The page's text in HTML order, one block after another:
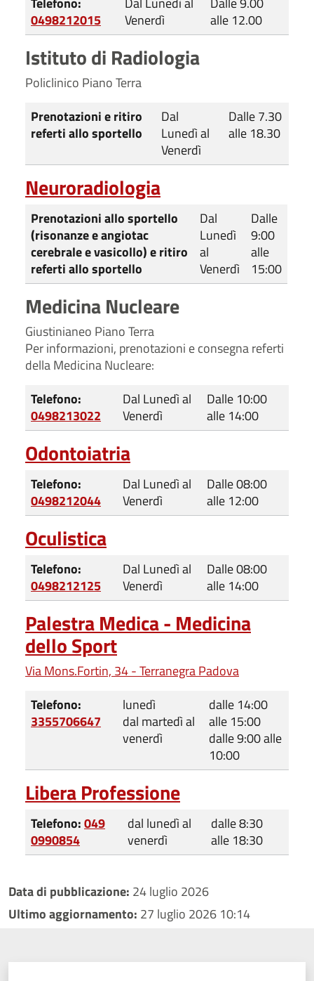
0498212015
Venerdì
alle 12.00
Istituto di Radiologia
Policlinico Piano Terra
Prenotazioni e ritiro
referti allo sportello
Dal
Lunedì al
Venerdì
Dalle 7.30
alle 18.30
Neuroradiologia
Prenotazioni allo sportello
(risonanze e angiotac
cerebrale e vasicollo) e ritiro
referti allo sportello
Dal
Lunedì
al
Venerdì
Dalle
9:00
alle
15:00
Medicina Nucleare
Giustinianeo Piano Terra
Per informazioni, prenotazioni e consegna referti
della Medicina Nucleare:
Telefono:
0498213022
Dal Lunedì al
Venerdì
Dalle 10:00
alle 14:00
Odontoiatria
Telefono:
0498212044
Dal Lunedì al
Venerdì
Dalle 08:00
alle 12:00
Oculistica
Telefono:
0498212125
Dal Lunedì al
Venerdì
Dalle 08:00
alle 14:00
Palestra Medica - Medicina
dello Sport
Via Mons.Fortin, 34 - Terranegra Padova
Telefono:
3355706647
lunedì
dal martedì al
venerdì
dalle 14:00
alle 15:00
dalle 9:00 alle
10:00
Libera Professione
Telefono:049
0990854
dal lunedì al
venerdì
dalle 8:30
alle 18:30
Data di pubblicazione: 24 luglio 2026
Ultimo aggiornamento: 27 luglio 2026 10:14